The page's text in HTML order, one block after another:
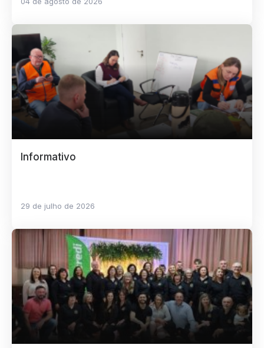
Informativo
29 de julho de 2026